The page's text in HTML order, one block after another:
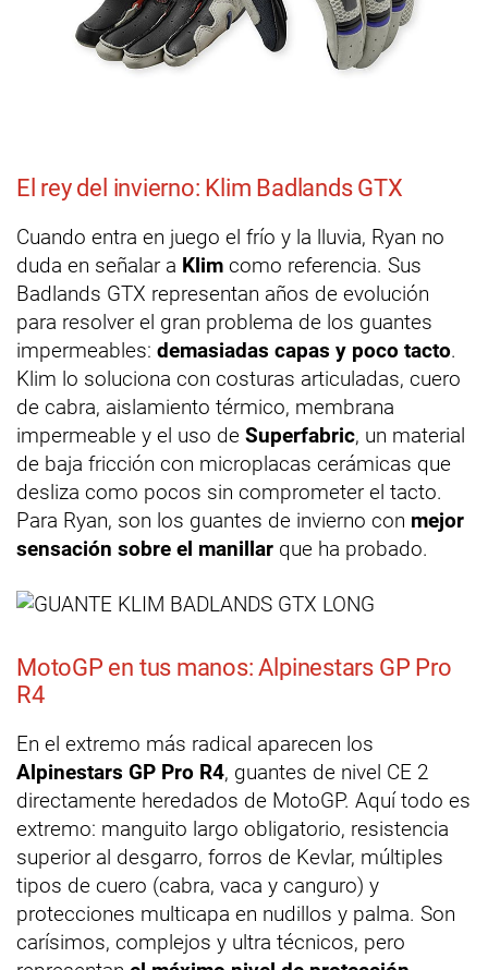
El rey del invierno: Klim Badlands GTX
Cuando entra en juego el frío y la lluvia, Ryan no
duda en señalar a Klim como referencia. Sus
Badlands GTX representan años de evolución
para resolver el gran problema de los guantes
impermeables: demasiadas capas y poco tacto.
Klim lo soluciona con costuras articuladas, cuero
de cabra, aislamiento térmico, membrana
impermeable y el uso de Superfabric, un material
de baja fricción con microplacas cerámicas que
desliza como pocos sin comprometer el tacto.
Para Ryan, son los guantes de invierno con mejor
sensación sobre el manillar que ha probado.
MotoGP en tus manos: Alpinestars GP Pro
R4
En el extremo más radical aparecen los
Alpinestars GP Pro R4, guantes de nivel CE 2
directamente heredados de MotoGP. Aquí todo es
extremo: manguito largo obligatorio, resistencia
superior al desgarro, forros de Kevlar, múltiples
tipos de cuero (cabra, vaca y canguro) y
protecciones multicapa en nudillos y palma. Son
carísimos, complejos y ultra técnicos, pero